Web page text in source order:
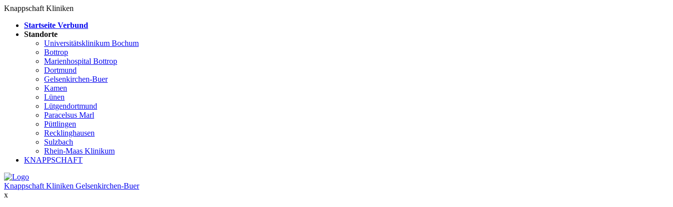
Knappschaft Kliniken
Startseite Verbund
Standorte
Universitätsklinikum Bochum
Bottrop
Marienhospital Bottrop
Dortmund
Gelsenkirchen-Buer
Kamen
Lünen
Lütgendortmund
Paracelsus Marl
Püttlingen
Recklinghausen
Sulzbach
Rhein-Maas Klinikum
KNAPPSCHAFT
Knappschaft Kliniken Gelsenkirchen-Buer
x